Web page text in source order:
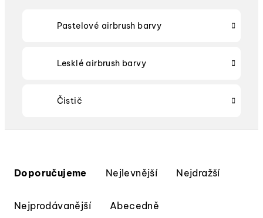
Pastelové airbrush barvy
Lesklé airbrush barvy
Čistič
Doporučujeme Nejlevnější Nejdražší
Nejprodávanější Abecedně